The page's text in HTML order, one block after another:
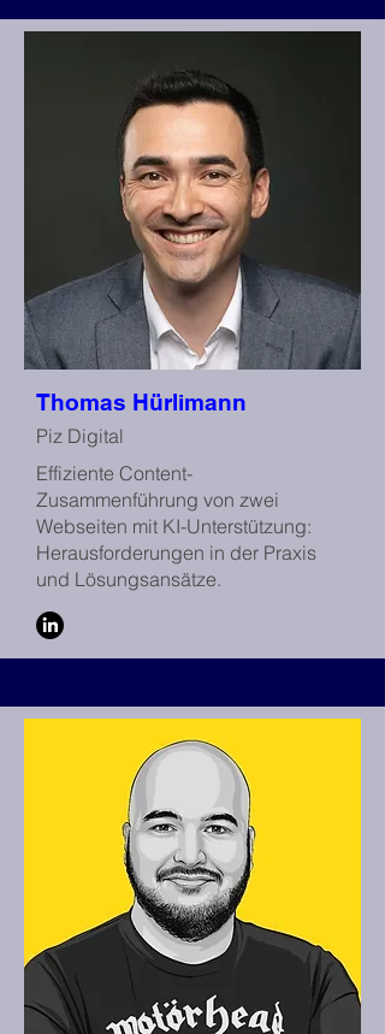
Thomas Hürlimann
Piz Digital
Effiziente Content-
Zusammenführung von zwei
Webseiten mit KI-Unterstützung:
Herausforderungen in der Praxis
und Lösungsansätze.